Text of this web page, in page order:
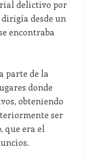
delictivo por
desde un
encontraba
parte de la
donde
obteniendo
ser
que era el